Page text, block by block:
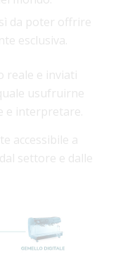
da poter offrire
esclusiva.
reale e inviati
usufruirne
e interpretare.
accessibile a
settore e dalle